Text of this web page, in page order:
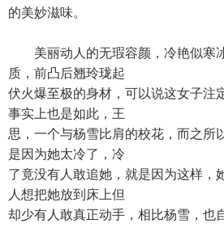
的美妙滋味。
美丽动人的无瑕容颜，冷艳似寒
质，前凸后翘玲珑起
伏火爆至极的身材，可以说这女子注
事实上也是如此，王
思，一个与杨雪比肩的校花，而之所
是因为她太冷了，冷
了竟没有人敢追她，就是因为这样，
人想把她放到床上但
却少有人敢真正动手，相比杨雪，也